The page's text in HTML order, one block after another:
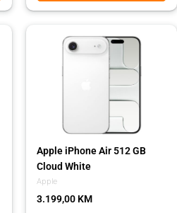
Apple
Apple iPhone Air 512 GB
Cloud White
3.199,00 KM